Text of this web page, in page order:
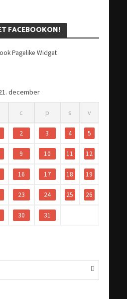
FACEBOOKON!
december
c p s v
2 3 4 5
9 10 11 12
16 17 18 19
23 24 25 26
30 31